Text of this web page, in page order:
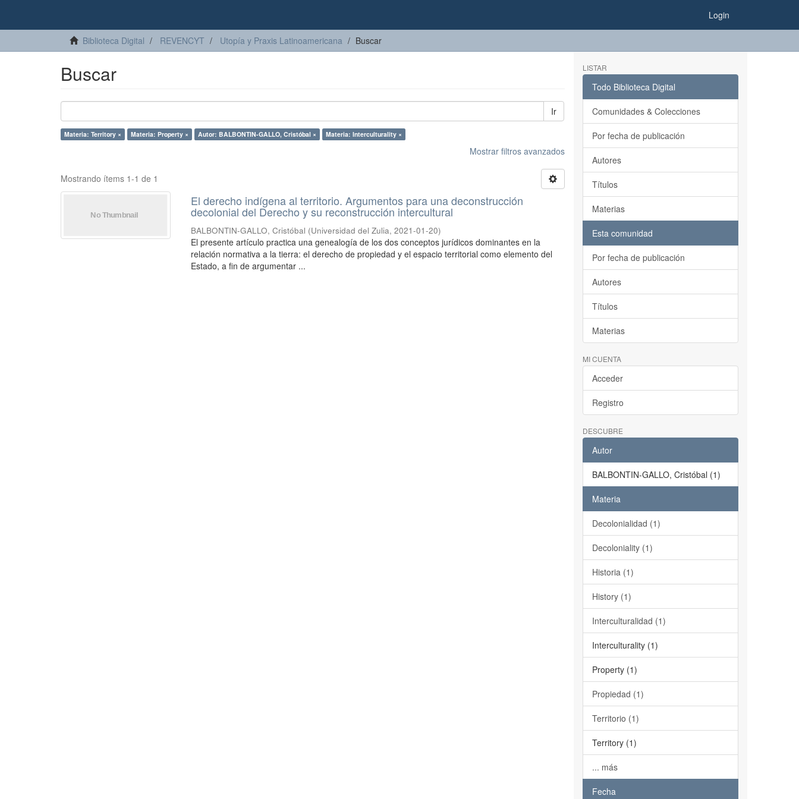
Login
Biblioteca Digital REVENCYT Utopía y Praxis Latinoamericana Buscar
Buscar
Ir
Materia: Territory × Materia: Property × Autor: BALBONTIN-GALLO, Cristóbal × Materia: Interculturality ×
Mostrar filtros avanzados
Mostrando ítems 1-1 de 1
El derecho indígena al territorio. Argumentos para una deconstrucción
decolonial del Derecho y su reconstrucción intercultural
BALBONTIN-GALLO, Cristóbal (Universidad del Zulia,2021-01-20)
El presente artículo practica una genealogía de los dos conceptos jurídicos dominantes en la
relación normativa a la tierra: el derecho de propiedad y el espacio territorial como elemento del
Estado, a fin de argumentar ...
LISTAR
Todo Biblioteca Digital
Comunidades & Colecciones
Por fecha de publicación
Autores
Títulos
Materias
Esta comunidad
Por fecha de publicación
Autores
Títulos
Materias
MI CUENTA
Acceder
Registro
DESCUBRE
Autor
BALBONTIN-GALLO, Cristóbal (1)
Materia
Decolonialidad (1)
Decoloniality (1)
Historia (1)
History (1)
Interculturalidad (1)
Interculturality (1)
Property (1)
Propiedad (1)
Territorio (1)
Territory (1)
... más
Fecha